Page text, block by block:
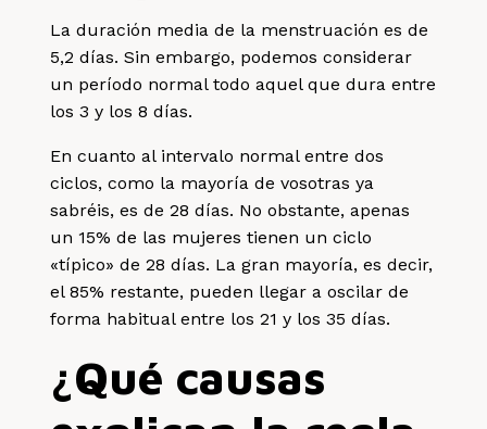
La duración media de la menstruación es de
5,2 días. Sin embargo, podemos considerar
un período normal todo aquel que dura entre
los 3 y los 8 días.
En cuanto al intervalo normal entre dos
ciclos, como la mayoría de vosotras ya
sabréis, es de 28 días. No obstante, apenas
un 15% de las mujeres tienen un ciclo
«típico» de 28 días. La gran mayoría, es decir,
el 85% restante, pueden llegar a oscilar de
forma habitual entre los 21 y los 35 días.
¿Qué causas